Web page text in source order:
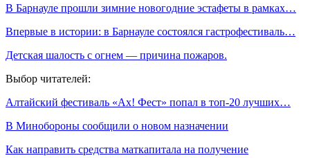
В Барнауле прошли зимние новогодние эстафеты в рамках…
Впервые в истории: в Барнауле состоялся гастрофестиваль…
Детская шалость с огнем — причина пожаров.
Выбор читателей:
Алтайский фестиваль «Ах! Фест» попал в топ-20 лучших…
В Минобороны сообщили о новом назначении
Как направить средства маткапитала на получение